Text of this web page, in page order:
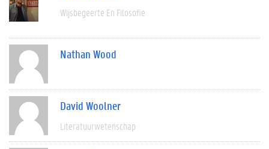
Wijsbegeerte En Filosofie
Nathan Wood
David Woolner
Literatuurwetenschap